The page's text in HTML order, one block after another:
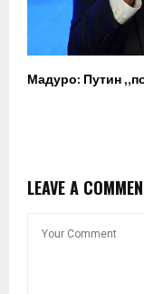
Мадуро: Путин
LEAVE A